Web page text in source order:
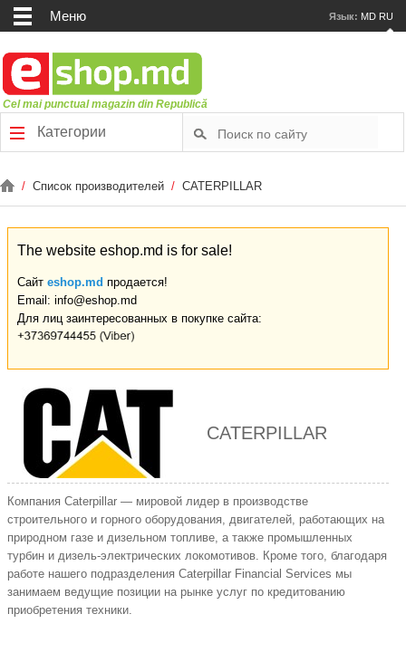
Меню Язык: MD RU
Cel mai punctual magazin din Republică
Категории
/ Список производителей / CATERPILLAR
The website eshop.md is for sale!
Сайт eshop.md продается!
Email: info@eshop.md
Для лиц заинтересованных в покупке сайта:
CATERPILLAR
Компания Caterpillar — мировой лидер в производстве
строительного и горного оборудования, двигателей, работающих на
природном газе и дизельном топливе, а также промышленных
турбин и дизель-электрических локомотивов. Кроме того, благодаря
работе нашего подразделения Caterpillar Financial Services мы
занимаем ведущие позиции на рынке услуг по кредитованию
приобретения техники.